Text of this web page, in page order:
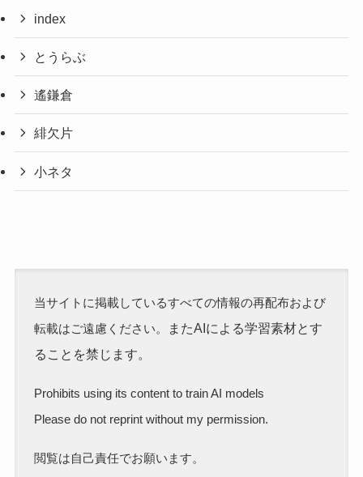
index
とうらぶ
遙鎌倉
緋欠片
小ネタ
当サイトに掲載しているすべての情報の再配布および
転載はご遠慮ください。
またAIによる学習素材とす
ることを禁じます。
Prohibits using its content to train AI models
Please do not reprint without my permission.
閲覧は自己責任でお願います。